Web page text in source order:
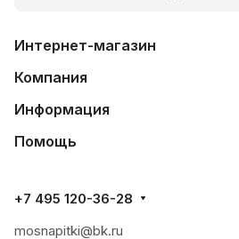
Интернет-магазин
Компания
Информация
Помощь
+7 495 120-36-28
mosnapitki@bk.ru